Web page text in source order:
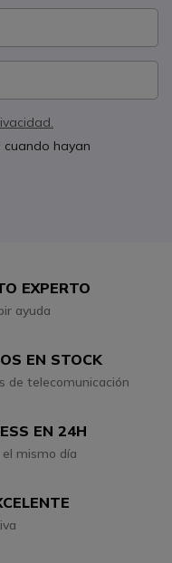
cuando hayan
EXPERTO
ayuda
EN STOCK
de telecomunicación
EN 24H
mismo día